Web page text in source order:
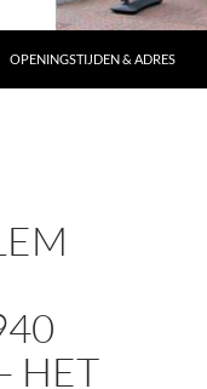
OPENINGSTIJDEN & ADRES
HET